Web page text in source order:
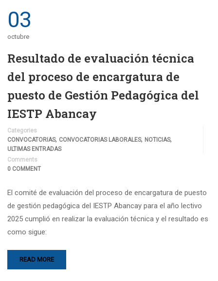
03
octubre
Resultado de evaluación técnica
del proceso de encargatura de
puesto de Gestión Pedagógica del
IESTP Abancay
Categories
CONVOCATORIAS, CONVOCATORIAS LABORALES, NOTICIAS,
ULTIMAS ENTRADAS
Comments
0 COMMENT
El comité de evaluación del proceso de encargatura de puesto
de gestión pedagógica del IESTP Abancay para el año lectivo
2025 cumplió en realizar la evaluación técnica y el resultado es
como sigue:
READ MORE